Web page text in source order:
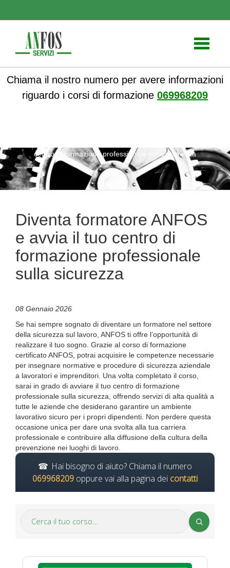
Toggle
Chiama il nostro numero per avere informazioni
riguardo i corsi di formazione 069968209
centro di formazione professionale sulla sicurezza
Diventa formatore ANFOS
e avvia il tuo centro di
formazione professionale
sulla sicurezza
08 Gennaio 2026
Se hai sempre sognato di diventare un formatore nel settore
della sicurezza sul lavoro, ANFOS ti offre l’opportunità di
realizzare il tuo sogno. Grazie al corso di formazione
certificato ANFOS, potrai acquisire le competenze necessarie
per insegnare normative e procedure di sicurezza aziendale
a lavoratori e imprenditori. Una volta completato il corso,
sarai in grado di avviare il tuo centro di formazione
professionale sulla sicurezza, offrendo servizi di alta qualità a
tutte le aziende che desiderano garantire un ambiente
lavorativo sicuro per i propri dipendenti. Non perdere questa
occasione unica per dare una svolta alla tua carriera
professionale e contribuire alla diffusione della cultura della
prevenzione nei luoghi di lavoro.
Hai bisogno di aiuto? Chiama il numero
069968209 oppure vai alla pagina dei contatti